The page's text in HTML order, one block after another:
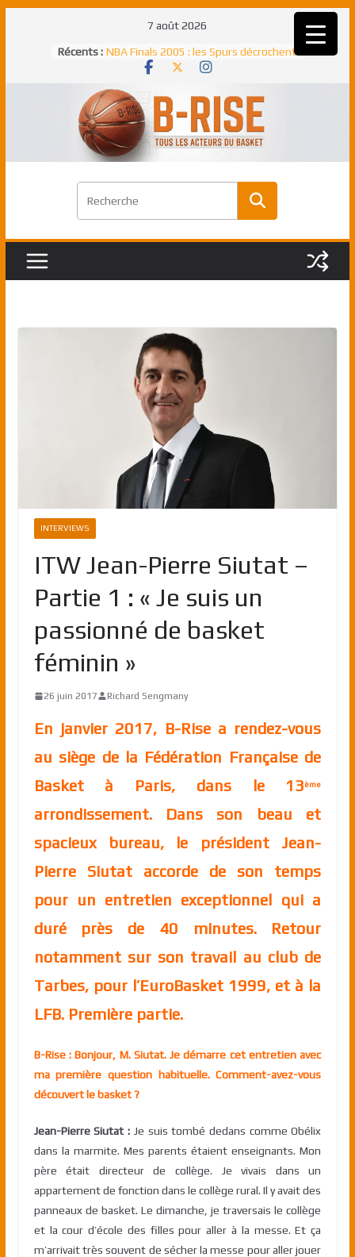
7 août 2026
Récents : meilleur défenseur d’une saison NBA
NBA Finals 2005 : les Spurs décrochent
un troisième titre NBA, la rude bataille
face aux Pistons
NBA Finals 2021 : les Bucks et Giannis
Antetokounmpo triomphent, le Greek
Freek élu MVP
match à plus de 40 points en NBA, le
canadien transcendant face aux Spurs
Pau Gasol dans l’histoire en 2002 :
INTERVIEWS
ITW Jean-Pierre Siutat –
Partie 1 : « Je suis un
passionné de basket
féminin »
26 juin 2017 Richard Sengmany
En janvier 2017, B-Rise a rendez-vous
au siège de la Fédération Française de
Basket à Paris, dans le 13ème
arrondissement. Dans son beau et
spacieux bureau, le président Jean-
Pierre Siutat accorde de son temps
pour un entretien exceptionnel qui a
duré près de 40 minutes. Retour
notamment sur son travail au club de
Tarbes, pour l’EuroBasket 1999, et à la
LFB. Première partie.
B-Rise : Bonjour, M. Siutat. Je démarre cet entretien avec
ma première question habituelle. Comment-avez-vous
découvert le basket ?
Jean-Pierre Siutat : Je suis tombé dedans comme Obélix
dans la marmite. Mes parents étaient enseignants. Mon
père était directeur de collège. Je vivais dans un
appartement de fonction dans le collège rural. Il y avait des
panneaux de basket. Le dimanche, je traversais le collège
et la cour d’école des filles pour aller à la messe. Et ça
m’arrivait très souvent de sécher la messe pour aller jouer